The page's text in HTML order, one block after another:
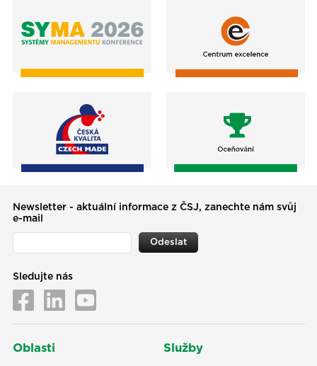
Newsletter - aktuální informace z ČSJ, zanechte nám svůj
e-mail
Odeslat
Sledujte nás
Oblasti Služby